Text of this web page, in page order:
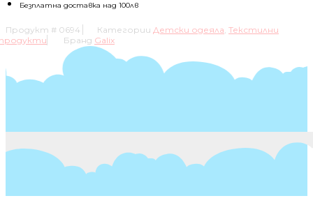
Безплатна доставка над 100лв
Продукт # 0694 Категории Детски одеяла, Текстилни
Бранд Galix